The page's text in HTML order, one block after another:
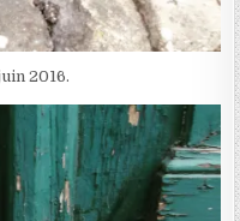
2016.